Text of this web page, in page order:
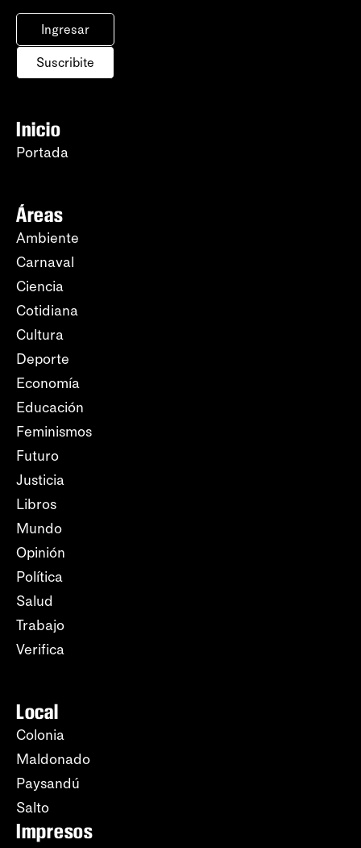
Ingresar
Suscribite
Inicio
Portada
Áreas
Ambiente
Carnaval
Ciencia
Cotidiana
Cultura
Deporte
Economía
Educación
Feminismos
Futuro
Justicia
Libros
Mundo
Opinión
Política
Salud
Trabajo
Verifica
Local
Colonia
Maldonado
Paysandú
Salto
Impresos